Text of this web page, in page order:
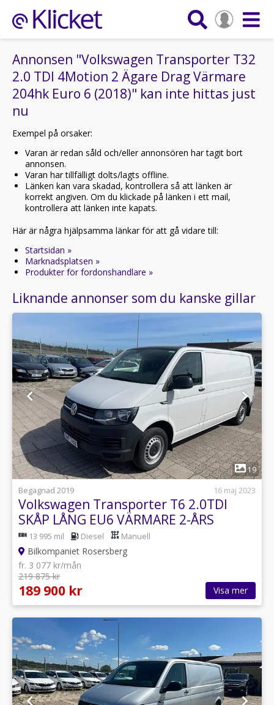
Annonsen "Volkswagen Transporter T32
2.0 TDI 4Motion 2 Ägare Drag Värmare
204hk Euro 6 (2018)" kan inte hittas just
nu
Exempel på orsaker:
Varan är redan såld och/eller annonsören har tagit bort
annonsen.
Varan har tillfälligt dolts/lagts offline.
Länken kan vara skadad, kontrollera så att länken är
korrekt angiven. Om du klickade på länken i ett mail,
kontrollera att länken inte kapats.
Här är några hjälpsamma länkar för att gå vidare till:
Startsidan »
Marknadsplatsen »
Produkter för fordonshandlare »
Liknande annonser som du kanske gillar
1
19
Begagnad 2019
16 maj 2023
Volkswagen Transporter T6 2.0TDI
SKÅP LÅNG EU6 VÄRMARE 2-ÅRS
GARANTI
13 995 mil Diesel Manuell
Bilkompaniet Rosersberg
fr. 3 077 kr/mån
219 875 kr
189 900 kr Visa mer